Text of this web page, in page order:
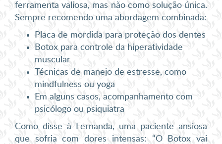
ferramenta valiosa, mas não como solução única.
Sempre recomendo uma abordagem combinada:
Placa de mordida para proteção dos dentes
Botox para controle da hiperatividade
muscular
Técnicas de manejo de estresse, como
mindfulness ou yoga
Em alguns casos, acompanhamento com
psicólogo ou psiquiatra
Como disse à Fernanda, uma paciente ansiosa
que sofria com dores intensas: “O Botox vai